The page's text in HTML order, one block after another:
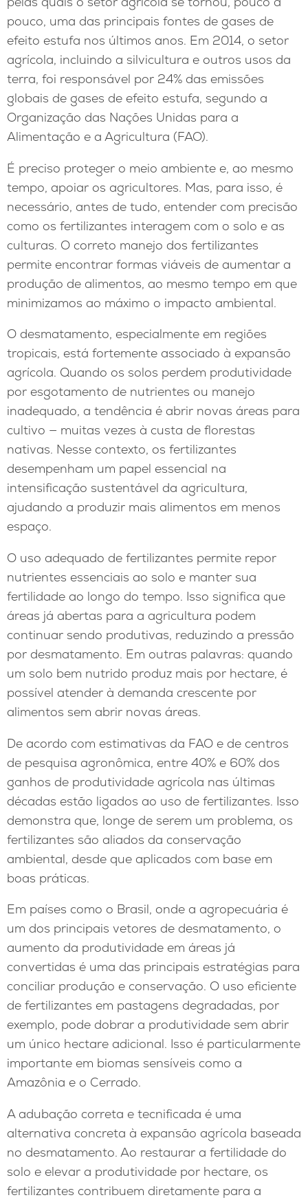
pouco, uma das principais fontes de gases de
efeito estufa nos últimos anos. Em 2014, o setor
agrícola, incluindo a silvicultura e outros usos da
terra, foi responsável por 24% das emissões
globais de gases de efeito estufa, segundo a
Organização das Nações Unidas para a
Alimentação e a Agricultura (FAO).
É preciso proteger o meio ambiente e, ao mesmo
tempo, apoiar os agricultores. Mas, para isso, é
necessário, antes de tudo, entender com precisão
como os fertilizantes interagem com o solo e as
culturas. O correto manejo dos fertilizantes
permite encontrar formas viáveis de aumentar a
produção de alimentos, ao mesmo tempo em que
minimizamos ao máximo o impacto ambiental.
O desmatamento, especialmente em regiões
tropicais, está fortemente associado à expansão
agrícola. Quando os solos perdem produtividade
por esgotamento de nutrientes ou manejo
inadequado, a tendência é abrir novas áreas para
cultivo — muitas vezes à custa de florestas
nativas. Nesse contexto, os fertilizantes
desempenham um papel essencial na
intensificação sustentável da agricultura,
ajudando a produzir mais alimentos em menos
espaço.
O uso adequado de fertilizantes permite repor
nutrientes essenciais ao solo e manter sua
fertilidade ao longo do tempo. Isso significa que
áreas já abertas para a agricultura podem
continuar sendo produtivas, reduzindo a pressão
por desmatamento. Em outras palavras: quando
um solo bem nutrido produz mais por hectare, é
possível atender à demanda crescente por
alimentos sem abrir novas áreas.
De acordo com estimativas da FAO e de centros
de pesquisa agronômica, entre 40% e 60% dos
ganhos de produtividade agrícola nas últimas
décadas estão ligados ao uso de fertilizantes. Isso
demonstra que, longe de serem um problema, os
fertilizantes são aliados da conservação
ambiental, desde que aplicados com base em
boas práticas.
Em países como o Brasil, onde a agropecuária é
um dos principais vetores de desmatamento, o
aumento da produtividade em áreas já
convertidas é uma das principais estratégias para
conciliar produção e conservação. O uso eficiente
de fertilizantes em pastagens degradadas, por
exemplo, pode dobrar a produtividade sem abrir
um único hectare adicional. Isso é particularmente
importante em biomas sensíveis como a
Amazônia e o Cerrado.
A adubação correta e tecnificada é uma
alternativa concreta à expansão agrícola baseada
no desmatamento. Ao restaurar a fertilidade do
solo e elevar a produtividade por hectare, os
fertilizantes contribuem diretamente para a